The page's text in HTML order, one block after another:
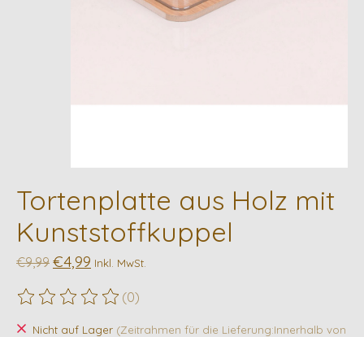
Tortenplatte aus Holz mit
Kunststoffkuppel
€9,99 €4,99 Inkl. MwSt.
Die Bewertung dieses Produkts ist
(0)
Nicht auf Lager (Zeitrahmen für die Lieferung:Innerhalb von